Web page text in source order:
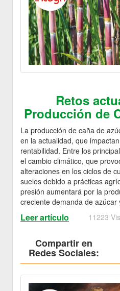
Retos
Producción de
La producción de caña de
en la actualidad, que
rentabilidad. Entre los
el cambio climático, que
alteraciones en los ciclos de
suelos debido a prácticas
presión aumentará por la
creciente demanda de azúcar
Leer artículo 11223
Compartir en
Redes Sociales: